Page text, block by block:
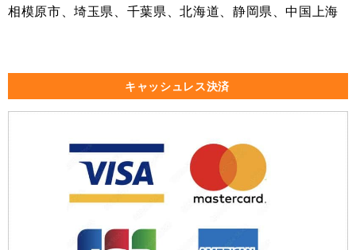
相模原市、埼玉県、千葉県、北海道、静岡県、中国上海
キャッシュレス決済